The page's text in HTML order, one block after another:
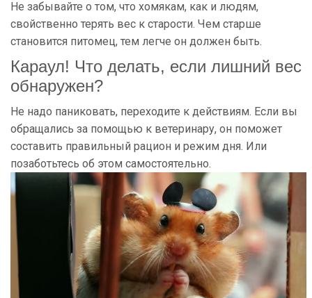
Не забывайте о том, что хомякам, как и людям,
свойственно терять вес к старости. Чем старше
становится питомец, тем легче он должен быть.
Караул! Что делать, если лишний вес
обнаружен?
Не надо паниковать, переходите к действиям. Если вы
обращались за помощью к ветеринару, он поможет
составить правильный рацион и режим дня. Или
позаботьтесь об этом самостоятельно.